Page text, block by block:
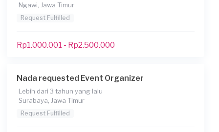
Ngawi, Jawa Timur
Request Fulfilled
Rp1.000.001 - Rp2.500.000
Nada requested Event Organizer
Lebih dari 3 tahun yang lalu
Surabaya, Jawa Timur
Request Fulfilled